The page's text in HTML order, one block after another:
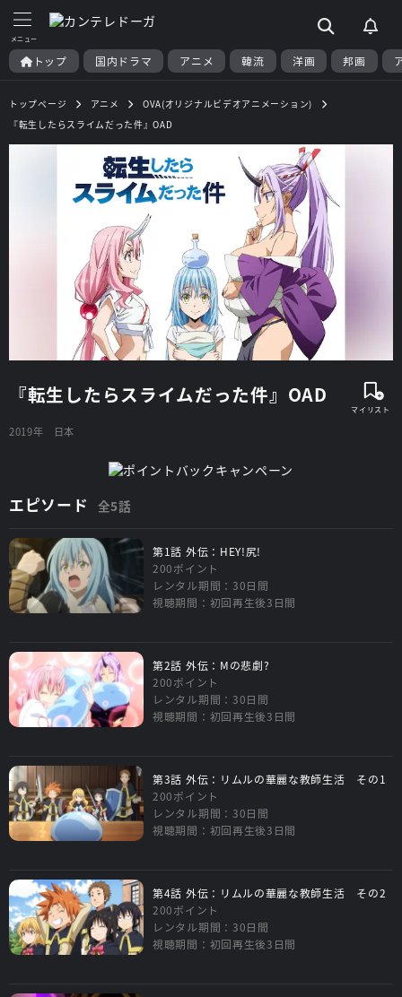
トップ 国内ドラマ アニメ 韓流 洋画 邦画
トップページ アニメ
OVA(オリジナルビデオアニメーション)
『転生したらスライムだった件』OAD
『転生したらスライムだった件』OAD
2019年 日本
エピソード 全5話
第1話 外伝：HEY!尻!
200ポイント
レンタル期間：30日間
視聴期間：初回再生後3日間
第2話 外伝：Mの悲劇?
200ポイント
レンタル期間：30日間
視聴期間：初回再生後3日間
第3話 外伝：リムルの華麗な教師生活 その1
200ポイント
レンタル期間：30日間
視聴期間：初回再生後3日間
第4話 外伝：リムルの華麗な教師生活 その2
200ポイント
レンタル期間：30日間
視聴期間：初回再生後3日間